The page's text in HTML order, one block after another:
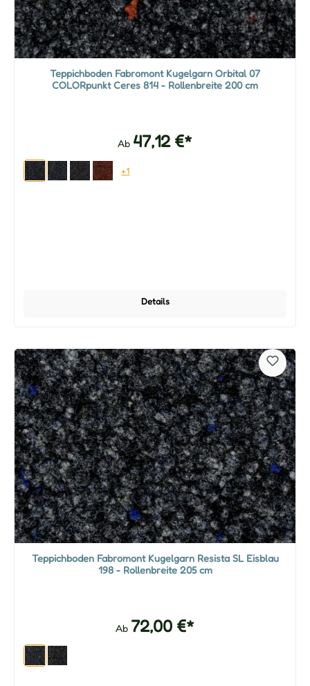
Teppichboden Fabromont Kugelgarn Orbital 07
COLORpunkt Ceres 814 - Rollenbreite 200 cm
Ab 47,12 €*
+1
Details
Teppichboden Fabromont Kugelgarn Resista SL Eisblau
198 - Rollenbreite 205 cm
Ab 72,00 €*